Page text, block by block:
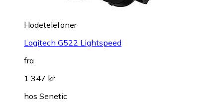
Hodetelefoner
Logitech G522 Lightspeed
fra
1 347 kr
hos Senetic